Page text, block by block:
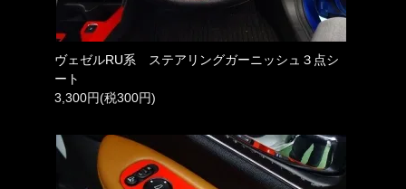
ヴェゼルRU系 ステアリングガーニッシュ３点シ
ート
3,300円(税300円)